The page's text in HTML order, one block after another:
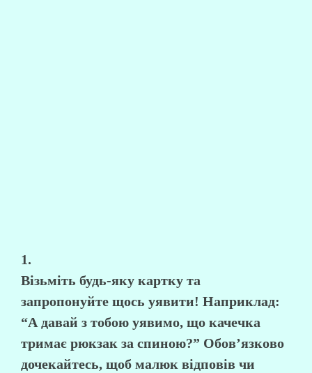
1.
Візьміть будь-яку картку та
запропонуйте щось уявити! Наприклад:
“А давай з тобою уявимо, що качечка
тримає рюкзак за спиною?” Обов’язково
дочекайтесь, щоб малюк відповів чи